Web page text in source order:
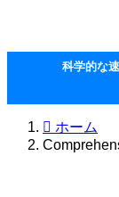
科学的な
ホーム